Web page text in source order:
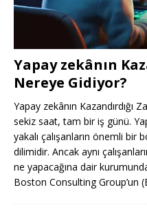
Yapay zekânın
Nereye Gidiyor?
Yapay zekânın
sekiz saat, tam bir iş günü.
yakalı çalışanların önemli bir
dilimidir. Ancak aynı
ne yapacağına dair
Boston Consulting Group’un